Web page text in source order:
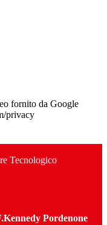
fornito da Google
privacy
Tecnologico
Pordenone